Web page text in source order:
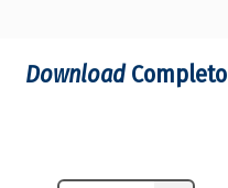
DownloadCompleto